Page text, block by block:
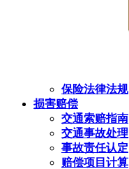
保险法律法规
损害赔偿
交通索赔指南
交通事故处理
事故责任认定
赔偿项目计算